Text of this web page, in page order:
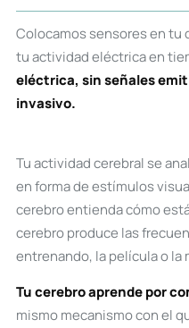
Colocamos sensores en tu
tu actividad eléctrica en
eléctrica, sin señales
invasivo.
Tu actividad cerebral se
en forma de estímulos
cerebro entienda cómo
cerebro produce las
entrenando, la película o la
Tu cerebro aprende por
mismo mecanismo con el